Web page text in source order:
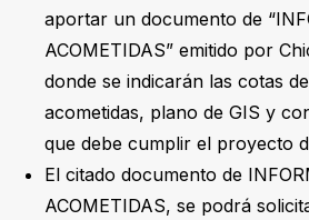
aportar un documento de
ACOMETIDAS” emitido por
donde se indicarán las cotas
acometidas, plano de GIS y
que debe cumplir el proyecto
El citado documento de
ACOMETIDAS, se podrá